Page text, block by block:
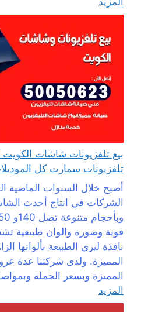
تلفزيونات سمارت كل
أصبح خلال السنوات الماضية
الشركات في انتاج أحدث
قوية وصورة والوان طبيعية
نافذة ليرى الطبيعة بألوانها
المميزة. ولدى شركتنا عدة
المميزة وبسعر الجملة
المزيد